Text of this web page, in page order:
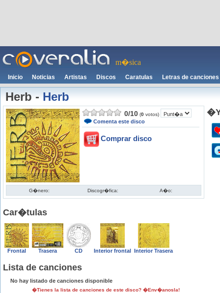
m�sica
Inicio Noticias Artistas Discos Caratulas Letras de canciones
Herb-Herb
0/10 (0 votos)
Comenta este disco
Comprar disco
G�nero: Discogr�fica: A�o:
Car�tulas
Frontal Trasera CD Interior frontal Interior Trasera
Lista de canciones
No hay listado de canciones disponible
�Tienes la lista de canciones de este disco? �Env�anosla!